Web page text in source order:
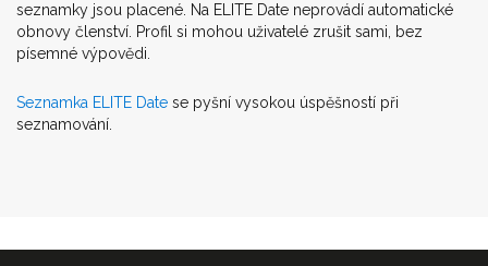
seznamky jsou placené. Na ELITE Date neprovádí automatické
obnovy členství. Profil si mohou uživatelé zrušit sami, bez
písemné výpovědi.
Seznamka ELITE Date se pyšní vysokou úspěšností při
seznamování.